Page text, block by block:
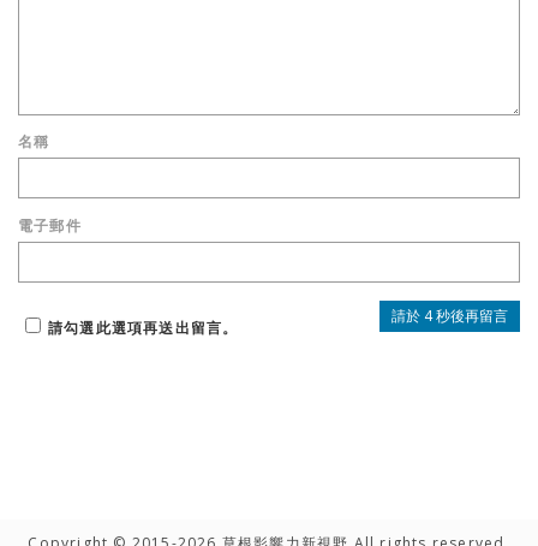
名稱
電子郵件
請勾選此選項再送出留言。